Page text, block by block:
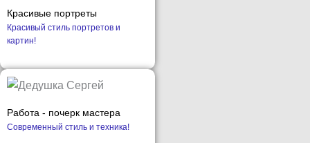
Красивые портреты
Красивый стиль портретов и
картин!
Работа - почерк мастера
Современный стиль и техника!